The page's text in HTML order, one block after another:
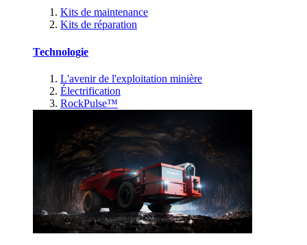
Kits de maintenance
Kits de réparation
Technologie
L'avenir de l'exploitation minière
Électrification
RockPulse™